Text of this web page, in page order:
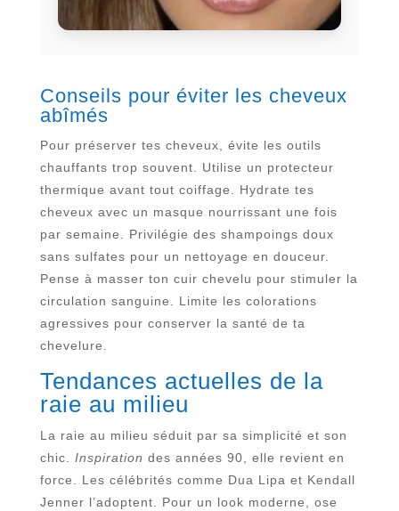
Conseils pour éviter les cheveux
abîmés
Pour préserver tes cheveux, évite les outils
chauffants trop souvent. Utilise un protecteur
thermique avant tout coiffage. Hydrate tes
cheveux avec un masque nourrissant une fois
par semaine. Privilégie des shampoings doux
sans sulfates pour un nettoyage en douceur.
Pense à masser ton cuir chevelu pour stimuler la
circulation sanguine. Limite les colorations
agressives pour conserver la santé de ta
chevelure.
Tendances actuelles de la
raie au milieu
La raie au milieu séduit par sa simplicité et son
chic. Inspiration des années 90, elle revient en
force. Les célébrités comme Dua Lipa et Kendall
Jenner l’adoptent. Pour un look moderne, ose